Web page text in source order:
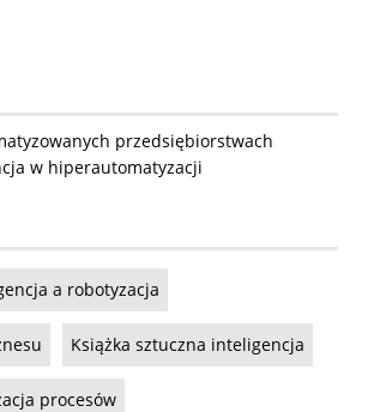
przedsiębiorstwach
w hiperautomatyzacji
a robotyzacja
Książka sztuczna inteligencja
procesów